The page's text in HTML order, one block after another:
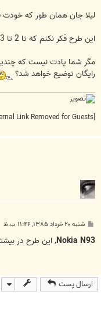
ليلا جان همان طور که خودت
اين طرح فکر نکنم که تا 2 تا 3 سال ديگه هم اجرا بشه .
مگر شما يادت نيست که
رايگان توضيع خواهد شد؟
[External Link Removed for Guests]
ت
شنبه ۲۰ خرداد ۱۳۸۵, ۱۱:۴۶ ب.ظ
Nokia N93, اين طرح در
ارسال پست